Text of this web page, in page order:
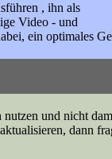
, ihn als
Video - und
ein optimales
und nicht
dann